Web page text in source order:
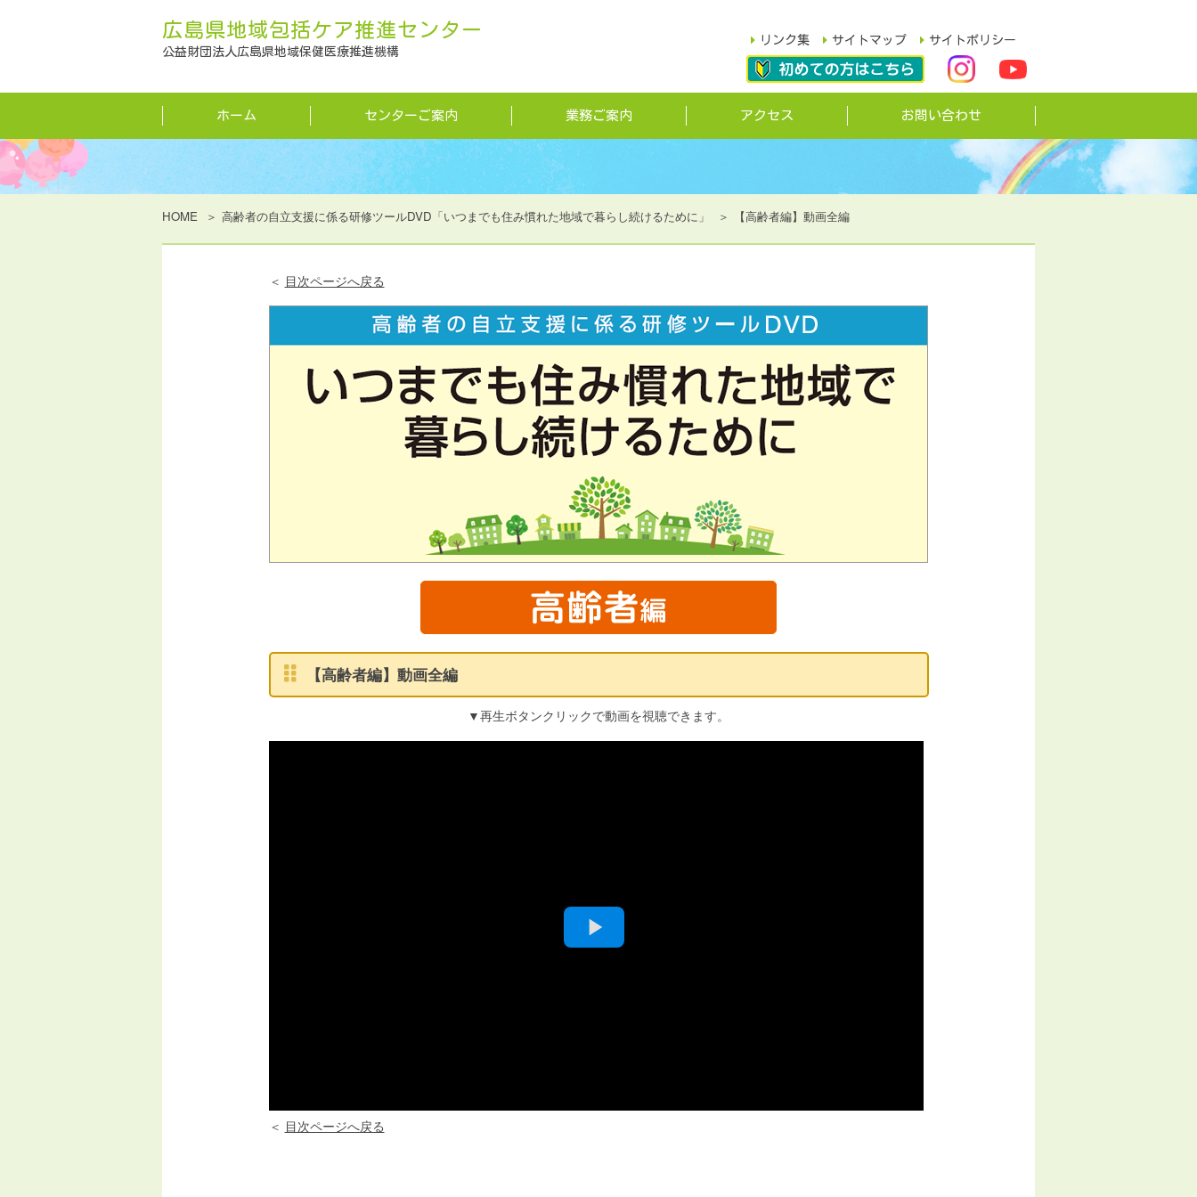
広島県地域包括ケア推進センター
公益財団法人広島県地域保健医療推進機構
リンク集 サイトマップ サイトポリシー
ホーム センターご案内 業務ご案内 アクセス お問い合わせ
HOME 高齢者の自立支援に係る研修ツールDVD「いつまでも住み慣れた地域で暮らし続けるために」 【高齢者編】動画全編
＜ 目次ページへ戻る
【高齢者編】動画全編
▼再生ボタンクリックで動画を視聴できます。
＜ 目次ページへ戻る